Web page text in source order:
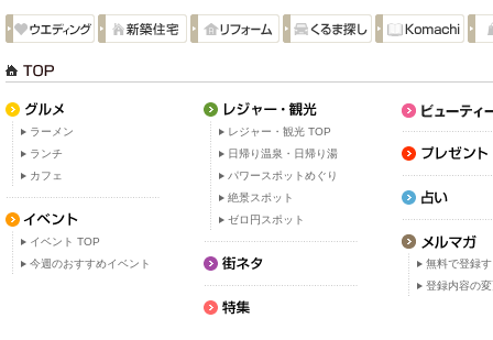
ラーメン
ランチ
カフェ
イベント TOP
今週のおすすめイベント
レジャー・観光 TOP
日帰り温泉・日帰り湯
パワースポットめぐり
絶景スポット
ゼロ円スポット
無料で登録
登録内容の